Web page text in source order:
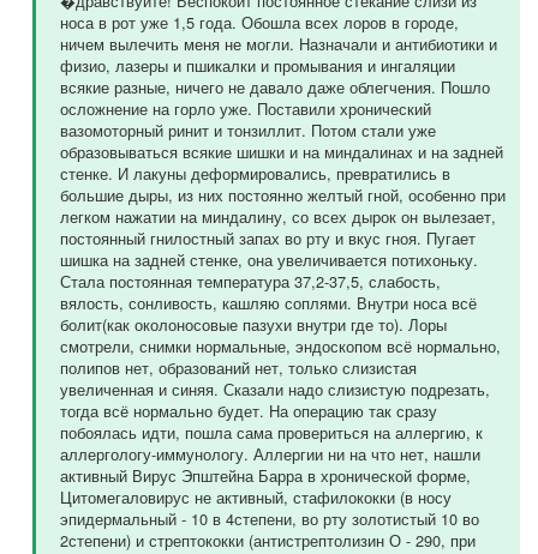
носа в рот уже 1,5 года. Обошла всех лоров в городе,
ничем вылечить меня не могли. Назначали и антибиотики и
физио, лазеры и пшикалки и промывания и ингаляции
всякие разные, ничего не давало даже облегчения. Пошло
осложнение на горло уже. Поставили хронический
вазомоторный ринит и тонзиллит. Потом стали уже
образовываться всякие шишки и на миндалинах и на задней
стенке. И лакуны деформировались, превратились в
большие дыры, из них постоянно желтый гной, особенно при
легком нажатии на миндалину, со всех дырок он вылезает,
постоянный гнилостный запах во рту и вкус гноя. Пугает
шишка на задней стенке, она увеличивается потихоньку.
Стала постоянная температура 37,2-37,5, слабость,
вялость, сонливость, кашляю соплями. Внутри носа всё
болит(как околоносовые пазухи внутри где то). Лоры
смотрели, снимки нормальные, эндоскопом всё нормально,
полипов нет, образований нет, только слизистая
увеличенная и синяя. Сказали надо слизистую подрезать,
тогда всё нормально будет. На операцию так сразу
побоялась идти, пошла сама провериться на аллергию, к
аллергологу-иммунологу. Аллергии ни на что нет, нашли
активный Вирус Эпштейна Барра в хронической форме,
Цитомегаловирус не активный, стафилококки (в носу
эпидермальный - 10 в 4степени, во рту золотистый 10 во
2степени) и стрептококки (антистрептолизин О - 290, при